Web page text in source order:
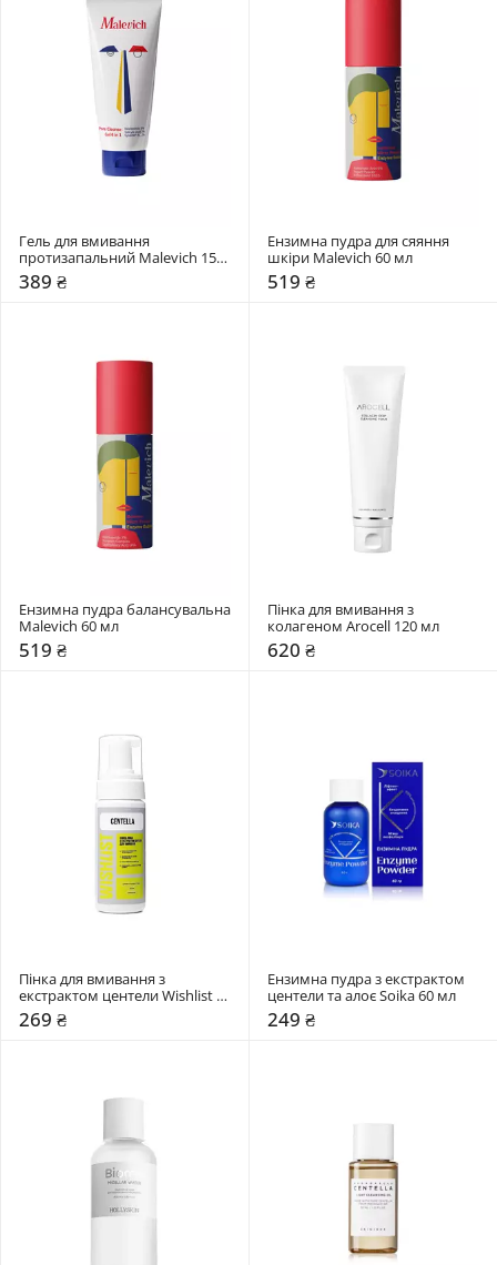
Гель для вмивання
протизапальний Malevich 150
мл
389 ₴
Ензимна пудра для сяяння
шкіри Malevich 60 мл
519 ₴
Ензимна пудра балансувальна
Malevich 60 мл
519 ₴
Пінка для вмивання з
колагеном Arocell 120 мл
620 ₴
Пінка для вмивання з
екстрактом центели Wishlist
150 мл
269 ₴
Ензимна пудра з екстрактом
центели та алоє Soika 60 мл
249 ₴